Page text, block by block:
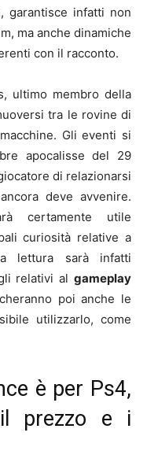
, garantisce infatti non
ma anche dinamiche
con il racconto.
ultimo membro della
tra le rovine di
Gli eventi si
apocalisse del 29
di relazionarsi
deve avvenire.
certamente utile
curiosità relative a
lettura sarà infatti
relativi al gameplay
poi anche le
utilizzarlo, come
è per Ps4,
prezzo e i